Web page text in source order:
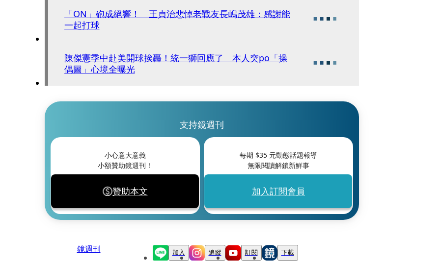
「ON」砲成絕響！ 王貞治悲悼老戰友長嶋茂雄：感謝能
一起打球
陳傑憲季中赴美開球挨轟！統一獅回應了 本人突po「操
偶圖」心境全曝光
支持鏡週刊
小心意大意義
小額贊助鏡週刊！
贊助本文
每期 $35元動態話題報導
無限閱讀解鎖新鮮事
加入訂閱會員
鏡週刊 加入 追蹤 訂閱 下載